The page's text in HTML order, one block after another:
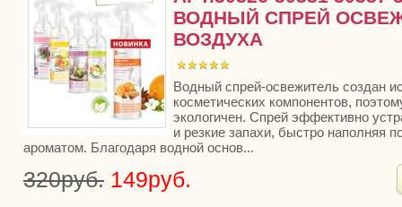
ВОДНЫЙ СПРЕЙ
ВОЗДУХА
Водный спрей-освежитель создан
косметических компонентов,
экологичен. Спрей эффективно
и резкие запахи, быстро наполняя
ароматом. Благодаря водной основ...
320руб. 149руб.